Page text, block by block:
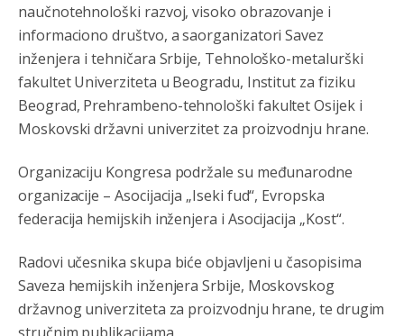
naučnotehnološki razvoj, visoko obrazovanje i
informaciono društvo, a saorganizatori Savez
inženjera i tehničara Srbije, Tehnološko-metalurški
fakultet Univerziteta u Beogradu, Institut za fiziku
Beograd, Prehrambeno-tehnološki fakultet Osijek i
Moskovski državni univerzitet za proizvodnju hrane.
Organizaciju Kongresa podržale su međunarodne
organizacije – Asocijacija „Iseki fud“, Evropska
federacija hemijskih inženjera i Asocijacija „Kost“.
Radovi učesnika skupa biće objavljeni u časopisima
Saveza hemijskih inženjera Srbije, Moskovskog
državnog univerziteta za proizvodnju hrane, te drugim
11:13
Proguglajte
O kako su cudni lvi ljudi,uzeli bi sve da mogu...a ja srce
svima fajem,radujem se tudjoj sreci.I ko ima i ko nema
Анонимно2810587 јуче 11:24
Nije u svijetu problem,nahraniti siromasnd,kako nahraniti
јуче
Pozdrav,evo hvata me meze.